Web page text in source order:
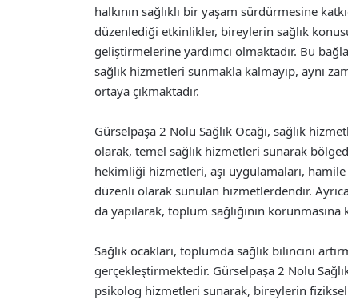
halkının sağlıklı bir yaşam sürdürmesine
düzenlediği etkinlikler, bireylerin sağlık
geliştirmelerine yardımcı olmaktadır. Bu
sağlık hizmetleri sunmakla kalmayıp, aynı
ortaya çıkmaktadır.
Gürselpaşa 2 Nolu Sağlık Ocağı, sağlık
olarak, temel sağlık hizmetleri sunarak
hekimliği hizmetleri, aşı uygulamaları,
düzenli olarak sunulan hizmetlerdendir.
da yapılarak, toplum sağlığının korunmasına
Sağlık ocakları, toplumda sağlık bilincini
gerçekleştirmektedir. Gürselpaşa 2 Nolu
psikolog hizmetleri sunarak, bireylerin fiziksel